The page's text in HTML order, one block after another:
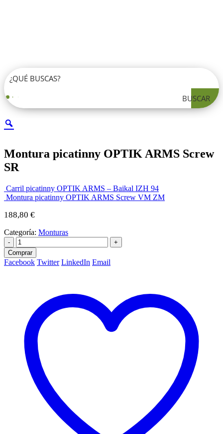
BUSCAR
Montura picatinny OPTIK ARMS Screw
SR
Carril picatinny OPTIK ARMS – Baikal IZH 94
Montura picatinny OPTIK ARMS Screw VM ZM
188,80 €
Categoría: Monturas
-
+
Comprar
Facebook Twitter LinkedIn Email